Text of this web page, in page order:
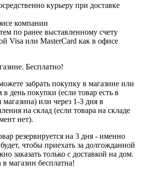
курьеру при доставке
компании
по ранее выставленному счету
Visa или MasterCard как в офисе
Бесплатно!
забрать покупку в магазине или
день покупки (если товар есть в
или через 1-3 дня в
на склад (если товара на складе
нет).
резервируется на 3 дня - именно
чтобы приехать за долгожданной
заказать только с доставкой на дом.
в магазин бесплатна!